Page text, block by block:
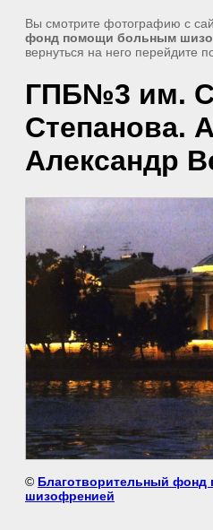
Вы смотрите фотографию с
фонд помощи больным
вернуться на него перейдите
ГПБ№3 им.
Степанова.
Александр
© Благотворительный
шизофренией